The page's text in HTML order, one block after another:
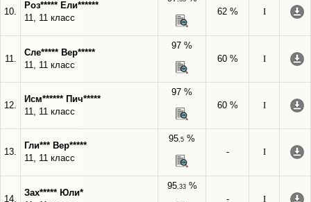
10.
Роз***** Ели******
11, 11 класс
62 %
I
11.
Сле***** Вер*****
11, 11 класс
97 %
60 %
I
12.
Исм****** Пич*****
11, 11 класс
97 %
60 %
I
13.
Гли*** Вер*****
11, 11 класс
95,5 %
-
I
14.
Зах***** Юли*
95,33%
-
I